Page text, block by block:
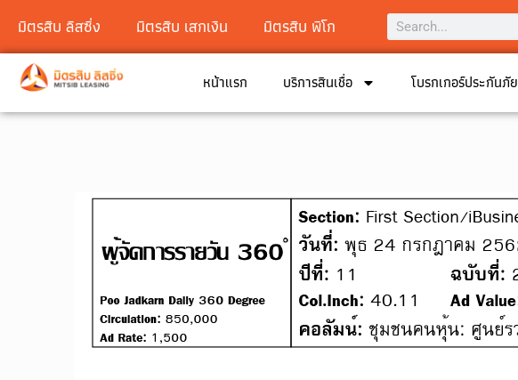
มิตรสิบ ลิสซิ่ง มิตรสิบ เสกเงิน มิตรสิบ พิโก
หน้าแรก บริการสินเชื่อ โบรกเกอร์ประกันภัย